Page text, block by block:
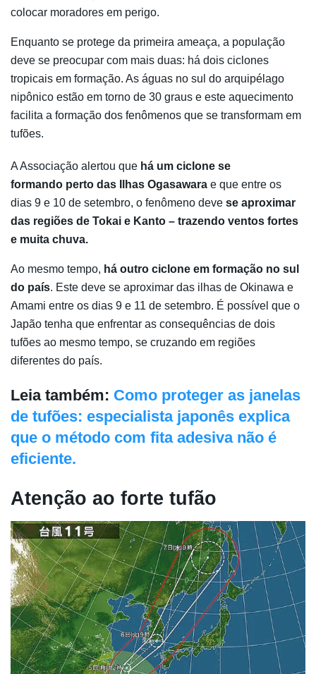
colocar moradores em perigo.
Enquanto se protege da primeira ameaça, a população
deve se preocupar com mais duas: há dois ciclones
tropicais em formação. As águas no sul do arquipélago
nipônico estão em torno de 30 graus e este aquecimento
facilita a formação dos fenômenos que se transformam em
tufões.
A Associação alertou que há um ciclone se
formando perto das Ilhas Ogasawara e que entre os
dias 9 e 10 de setembro, o fenômeno deve se aproximar
das regiões de Tokai e Kanto – trazendo ventos fortes
e muita chuva.
Ao mesmo tempo, há outro ciclone em formação no sul
do país. Este deve se aproximar das ilhas de Okinawa e
Amami entre os dias 9 e 11 de setembro. É possível que o
Japão tenha que enfrentar as consequências de dois
tufões ao mesmo tempo, se cruzando em regiões
diferentes do país.
Leia também: Como proteger as janelas
de tufões: especialista japonês explica
que o método com fita adesiva não é
eficiente.
Atenção ao forte tufão